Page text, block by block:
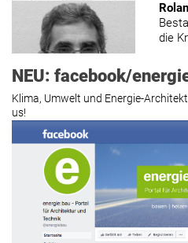
die
NEU: facebook/
Klima, Umwelt und Energie-
us!